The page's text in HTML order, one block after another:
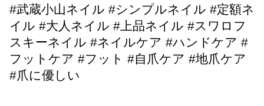
#武蔵小山ネイル #シンプルネイル #定額ネ
イル #大人ネイル #上品ネイル #スワロフ
スキーネイル #ネイルケア #ハンドケア #
フットケア #フット #自爪ケア #地爪ケア
#爪に優しい